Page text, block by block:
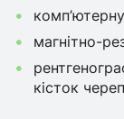
магнітно-
кісток